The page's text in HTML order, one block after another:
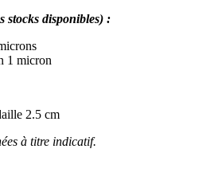
stocks disponibles) :
1 micron
2.5 cm
à titre indicatif.